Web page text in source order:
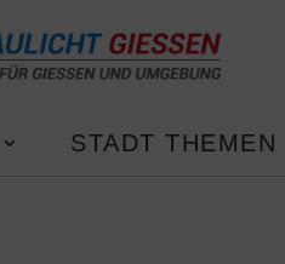
STADT THEMEN